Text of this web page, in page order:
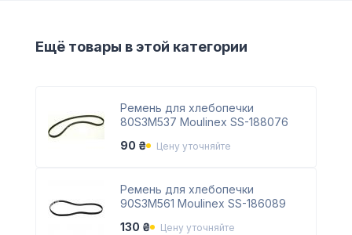
Ещё товары в этой категории
Ремень для хлебопечки
80S3M537 Moulinex SS-188076
90 ₴
Цену уточняйте
Ремень для хлебопечки
90S3M561 Moulinex SS-186089
130 ₴
Цену уточняйте